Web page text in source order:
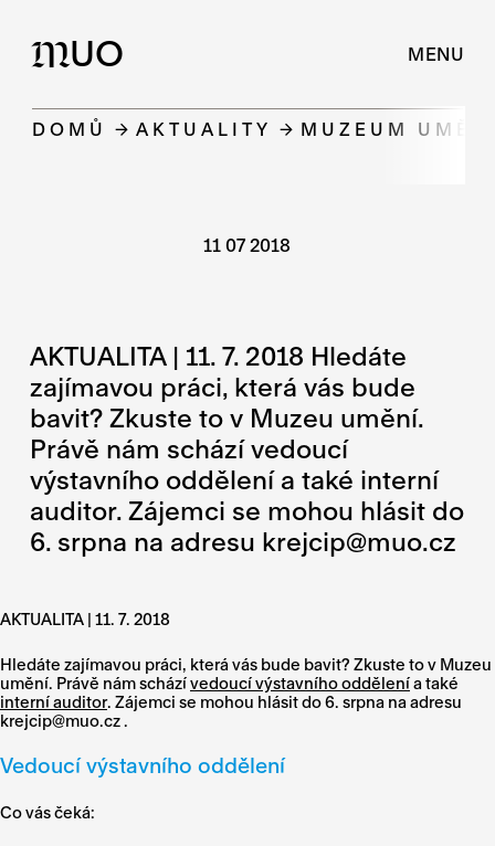
MUO MENU
DOMŮ AKTUALITY MUZEUM
11 07 2018
AKTUALITA | 11. 7. 2018 Hledáte
zajímavou práci, která vás bude
bavit? Zkuste to v Muzeu umění.
Právě nám schází vedoucí
výstavního oddělení a také interní
auditor. Zájemci se mohou hlásit do
6. srpna na adresu krejcip@muo.cz
AKTUALITA | 11. 7. 2018
Hledáte zajímavou práci, která vás bude bavit? Zkuste to v Muzeu
umění. Právě nám scházívedoucí výstavního oddělenía také
interní auditor. Zájemci se mohou hlásit do 6. srpna na adresu
krejcip@muo.cz .
Vedoucí výstavního oddělení
Co vás čeká: